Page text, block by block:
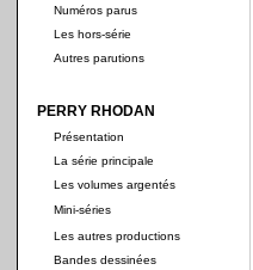
Numéros parus
Les hors-série
Autres parutions
PERRY RHODAN
Présentation
La série principale
Les volumes argentés
Mini-séries
Les autres productions
Bandes dessinées